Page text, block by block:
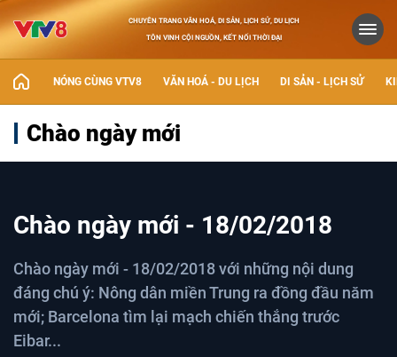
CHUYÊN TRANG VĂN HOÁ, DI SẢN, LỊCH SỬ, DU LỊCH
TÔN VINH CỘI NGUỒN, KẾT NỐI THỜI ĐẠI
NÓNG CÙNG VTV8 VĂN HOÁ - DU LỊCH DI SẢN - LỊCH SỬ
Chào ngày mới
Chào ngày mới - 18/02/2018
Chào ngày mới - 18/02/2018 với những nội dung
đáng chú ý: Nông dân miền Trung ra đồng đầu năm
mới; Barcelona tìm lại mạch chiến thắng trước
Eibar...